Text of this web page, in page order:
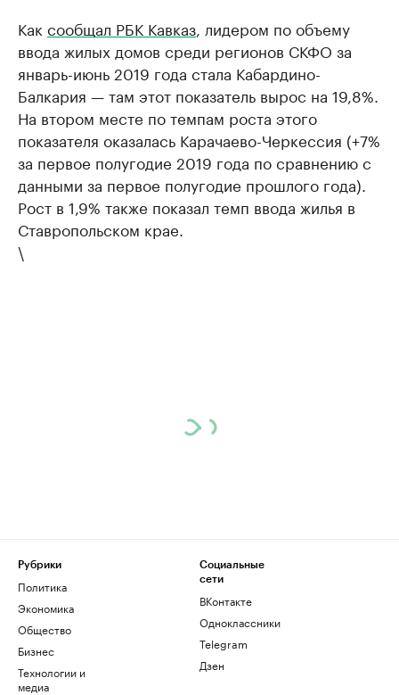
Как сообщал РБК Кавказ , лидером по объему
ввода жилых домов среди регионов СКФО за
январь-июнь 2019 года стала Кабардино-
Балкария — там этот показатель вырос на 19,8%.
На втором месте по темпам роста этого
показателя оказалась Карачаево-Черкессия (+7%
за первое полугодие 2019 года по сравнению с
данными за первое полугодие прошлого года).
Рост в 1,9% также показал темп ввода жилья в
Ставропольском крае.
\
Рубрики
Политика
Экономика
Общество
Бизнес
Технологии и
медиа
Социальные
сети
ВКонтакте
Одноклассники
Telegram
Дзен